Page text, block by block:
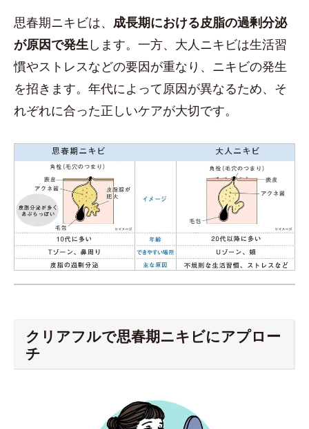
思春期ニキビは、 成長期における皮脂の過剰分泌
が原因で発生します。一方、大人ニキビは生活習
慣やストレスなどの要因が重なり、ニキビの発生
を招きます。年代によって原因が異なるため、そ
れぞれに合った正しいケアが大切です。
クリアフルで思春期ニキビにアプロー
チ